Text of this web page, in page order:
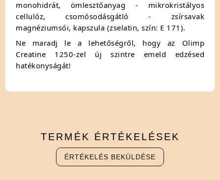
monohidrát, ömlesztőanyag - mikrokristályos
cellulóz, csomósodásgátló - zsírsavak
magnéziumsói, kapszula (zselatin, szín: E 171).
Ne maradj le a lehetőségről, hogy az Olimp
Creatine 1250-zel új szintre emeld edzésed
hatékonyságát!
TERMÉK ÉRTÉKELÉSEK
ÉRTÉKELÉS BEKÜLDÉSE